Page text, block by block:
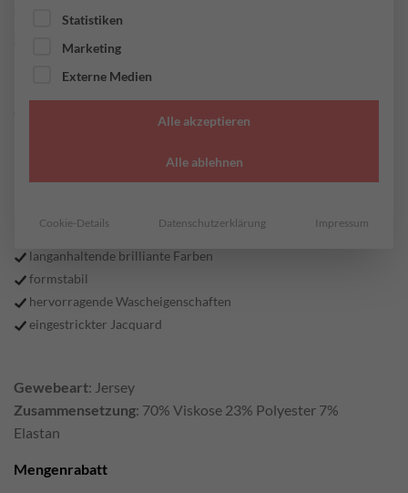
JERSEY
Pernille
27,90 / Meter
langanhaltende brilliante Farben
formstabil
hervorragende Wascheigenschaften
eingestrickter Jacquard
Gewebeart: Jersey
Zusammensetzung: 70% Viskose 23% Polyester 7%
Elastan
Mengenrabatt
Statistiken
Marketing
Externe Medien
Alle akzeptieren
Alle ablehnen
Cookie-Details Datenschutzerklärung Impressum